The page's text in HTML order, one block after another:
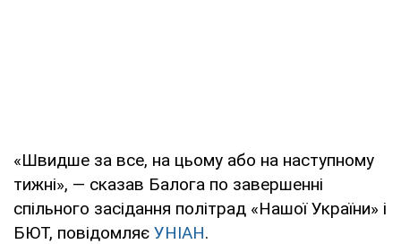
«Швидше за все, на цьому або на наступному
тижні», — сказав Балога по завершенні
спільного засідання політрад «Нашої України» і
БЮТ, повідомляє УНІАН.